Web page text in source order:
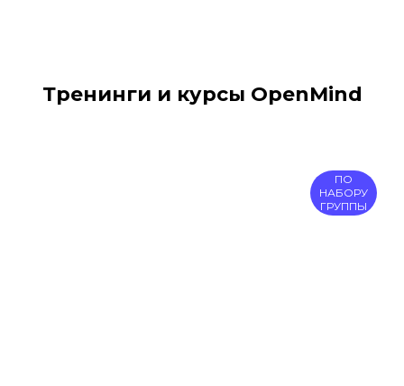
Тренинги и курсы OpenMind
ПО
НАБОРУ
ГРУППЫ